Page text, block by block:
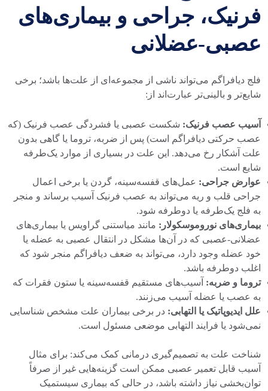
فرنیک، جراحی و بیماری‌های
عصبی-عضلانی
فلج دیافراگم می‌تواند ناشی از مجموعه‌ای از علت‌ها باشد؛ برخی
شایع‌تر و بالینی‌تر عبارت‌اند از:
آسیب عصب فرنیک: شکست عصبی یا فشردگی عصب فرنیک (که
عصب حرکتی دیافراگم است) پس از ضربه، تروما یا گاهی بدون
علت آشکار رخ می‌دهد. این علت در بسیاری از موارد یک‌طرفه
شایع است.
عوارض جراحی: عمل‌های قفسه‌سینه، گردن یا برخی اعمال
جراحی قلب و ریه می‌تواند به عصب فرنیک آسیب برساند و منجر
به فلج یک‌طرفه یا دوطرفه شود.
بیماری‌های نوروموسکولار: مانند میاستنی گراویس یا بیماری‌های
عضلانی-عصبی که در آن‌ها مشکل در انتقال عصبی به عضله یا
خود عضله وجود دارد، می‌تواند به ضعف دیافراگم منجر شود که
اغلب دوطرفه باشد.
تروما و ضربه: آسیب‌های مستقیم قفسه‌سینه یا ستون فقرات که
به عصب یا عضله آسیب می‌زنند.
علل ایدیوپاتیک یا التهابی: در برخی بیماران علت مشخص شناسایی
نمی‌شود یا فرایند التهابی موضعی مسئول است.
شناخت علت به تصمیم‌گیری درمانی کمک می‌کند: برای مثال
آسیب قابل تعمیر عصبی ممکن است گزینه‌هایی غیر از صرفاً
توان‌بخشی نیاز داشته باشد، در حالی که بیماری سیستمیک